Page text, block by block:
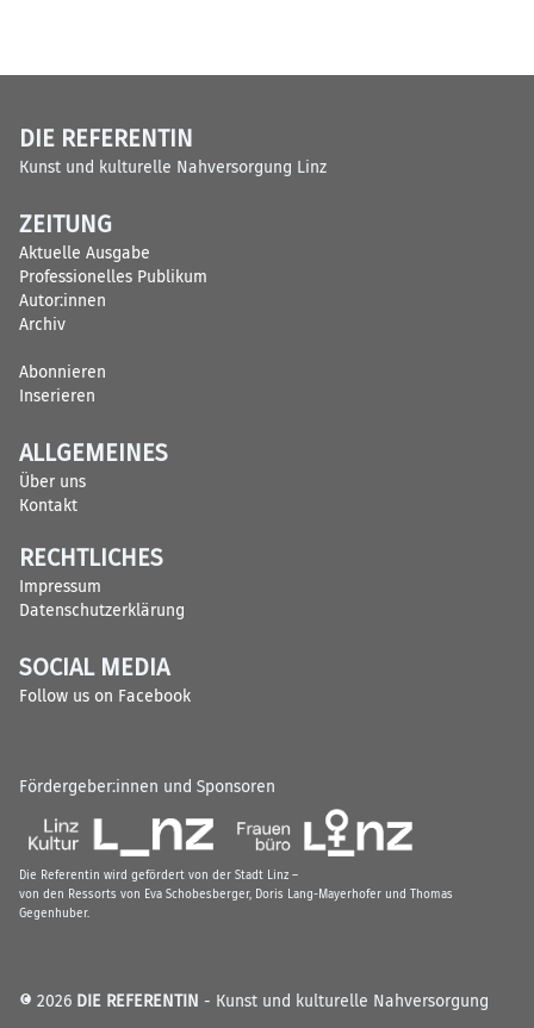
DIE REFERENTIN
Kunst und kulturelle Nahversorgung Linz
ZEITUNG
Aktuelle Ausgabe
Professionelles Publikum
Autor:innen
Archiv
Abonnieren
Inserieren
ALLGEMEINES
Über uns
Kontakt
RECHTLICHES
Impressum
Datenschutzerklärung
SOCIAL MEDIA
Follow us on Facebook
© 2026 DIE REFERENTIN - Kunst und kulturelle Nahversorgung
Fördergeber:innen und Sponsoren
Die Referentin wird gefördert von der Stadt Linz –
von den Ressorts von Eva Schobesberger, Doris Lang-Mayerhofer und Thomas
Gegenhuber.